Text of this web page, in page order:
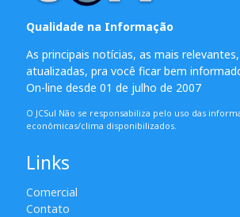
Qualidade na Informação
As principais notícias, as mais
atualizadas, pra você ficar bem
On-line desde 01 de julho de 2007
O JCSul Não se responsabiliza pelo uso das
econômicas/clima disponibilizados.
Links
Comercial
Contato